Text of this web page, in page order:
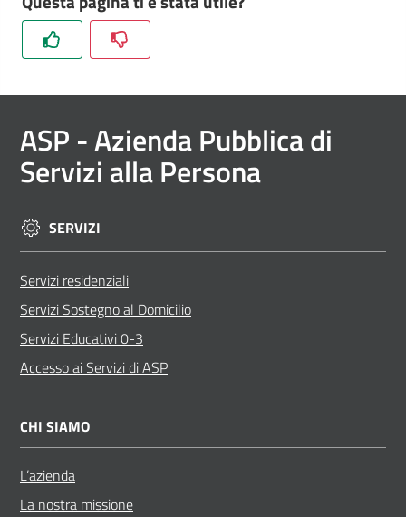
e
il
Territorio
Progetti
Posti
Privati
Seguici
su
ASP - Azienda Pubblica di
Servizi alla Persona
SERVIZI
Servizi residenziali
Servizi Sostegno al Domicilio
Servizi Educativi 0-3
Accesso ai Servizi di ASP
CHI SIAMO
L’azienda
La nostra missione